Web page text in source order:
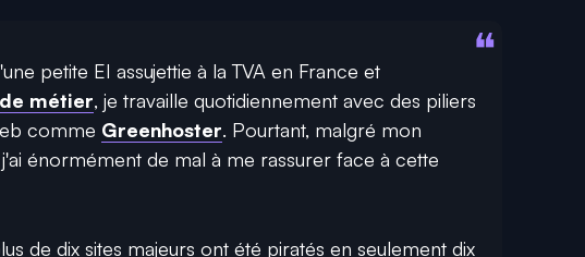
petite EI assujettie à la TVA en France et
métier, je travaille quotidiennement avec des piliers
comme Greenhoster. Pourtant, malgré mon
j'ai énormément de mal à me rassurer face à cette
de dix sites majeurs ont été piratés en seulement dix